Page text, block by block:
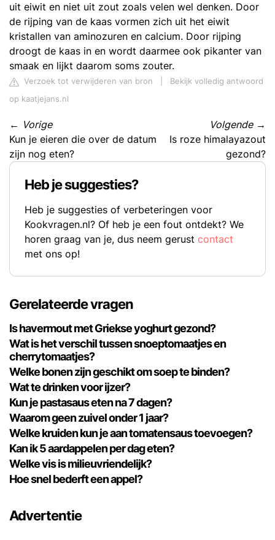
uit eiwit en niet uit zout zoals velen wel denken. Door
de rijping van de kaas vormen zich uit het eiwit
kristallen van aminozuren en calcium. Door rijping
droogt de kaas in en wordt daarmee ook pikanter van
smaak en lijkt daarom soms zouter.
Verzoek tot verwijderen van bron
Bekijk volledig antwoord
op kaatjejans.nl
← Vorige
Kun je eieren die over de datum
zijn nog eten?
Volgende→
Is roze himalayazout
gezond?
Heb je suggesties?
Heb je suggesties of verbeteringen voor
Kookvragen.nl? Of heb je een fout ontdekt? We
horen graag van je, dus neem gerust contact
met ons op!
Gerelateerde vragen
Is havermout met Griekse yoghurt gezond?
Wat is het verschil tussen snoeptomaatjes en
cherrytomaatjes?
Welke bonen zijn geschikt om soep te binden?
Wat te drinken voor ijzer?
Kun je pastasaus eten na 7 dagen?
Waarom geen zuivel onder 1 jaar?
Welke kruiden kun je aan tomatensaus toevoegen?
Kan ik 5 aardappelen per dag eten?
Welke vis is milieuvriendelijk?
Hoe snel bederft een appel?
Advertentie